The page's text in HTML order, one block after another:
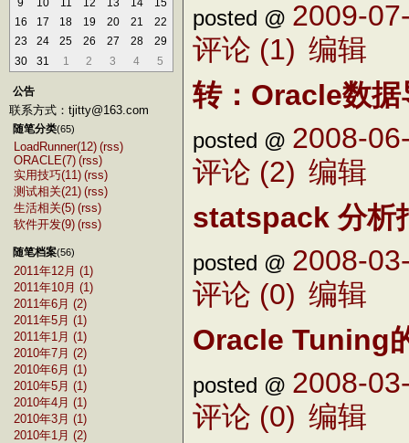
9
10 11 12 13 14
15
16
17 18 19 20 21
22
23
24 25 26 27 28
29
30
31 1 2 3 4 5
公告
联系方式：tjitty@163.com
随笔分类(65)
LoadRunner(12) (rss)
ORACLE(7) (rss)
实用技巧(11) (rss)
测试相关(21) (rss)
生活相关(5) (rss)
软件开发(9) (rss)
随笔档案(56)
2011年12月 (1)
2011年10月 (1)
2011年6月 (2)
2011年5月 (1)
2011年1月 (1)
2010年7月 (2)
2010年6月 (1)
2010年5月 (1)
2010年4月 (1)
2010年3月 (1)
2010年1月 (2)
posted @ 2009-
评论 (1) 编辑
转：Oracle数
posted @ 2008-
评论 (2) 编辑
statspack 分析
posted @ 2008-
评论 (0) 编辑
Oracle Tuning
posted @ 2008-
评论 (0) 编辑